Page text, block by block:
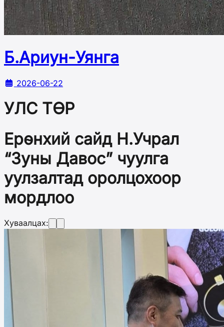
Б.Ариун-Уянга
2026-06-22
УЛС ТӨР
Ерөнхий сайд Н.Учрал
“Зуны Давос” чуулга
уулзалтад оролцохоор
мордлоо
Хуваалцах: